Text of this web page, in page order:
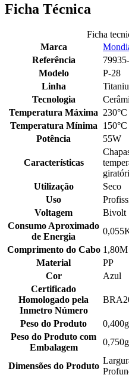
Ficha Técnica
Ficha
Marca
Referência
Modelo
P-28
Linha
Tecnologia
Temperatura Máxima 230°C
Temperatura Mínima
150°C
Potência
55W
Características
Utilização
Seco
Uso
Voltagem
Bivolt
Consumo Aproximado
de Energia
Comprimento do Cabo 1,80M
Material
PP
Cor
Azul
Certificado
Homologado pela
Inmetro Número
Peso do Produto
0,400g
Peso do Produto com
Embalagem
0,750g
Dimensões do Produto